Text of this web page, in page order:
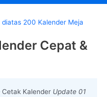
diatas 200 Kalender Meja
Cepat &
Cetak Kalender Update 01